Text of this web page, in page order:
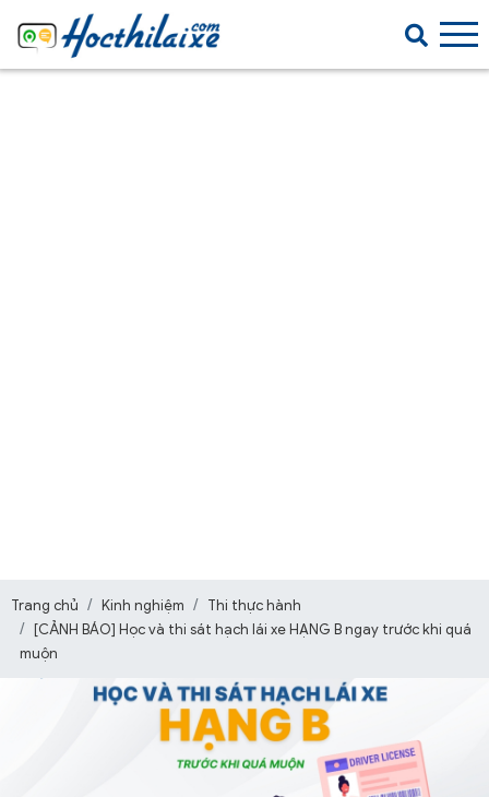
Trang chủ Kinh nghiệm
Thi thực hành
[CẢNH BÁO] Học và thi sát hạch lái xe HẠNG B ngay trước khi quá
muộn